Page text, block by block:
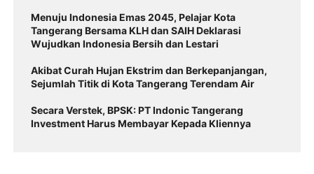
Menuju Indonesia Emas 2045, Pelajar Kota
Tangerang Bersama KLH dan SAIH Deklarasi
Wujudkan Indonesia Bersih dan Lestari
Akibat Curah Hujan Ekstrim dan Berkepanjangan,
Sejumlah Titik di Kota Tangerang Terendam Air
Secara Verstek, BPSK: PT Indonic Tangerang
Investment Harus Membayar Kepada Kliennya